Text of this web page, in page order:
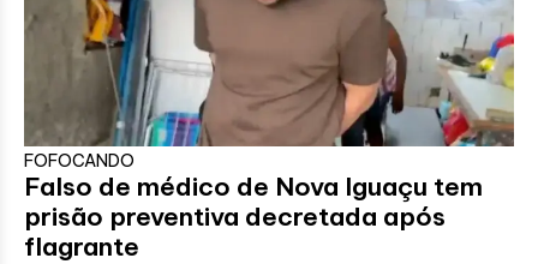
FOFOCANDO
Falso de médico de Nova Iguaçu tem
prisão preventiva decretada após
flagrante